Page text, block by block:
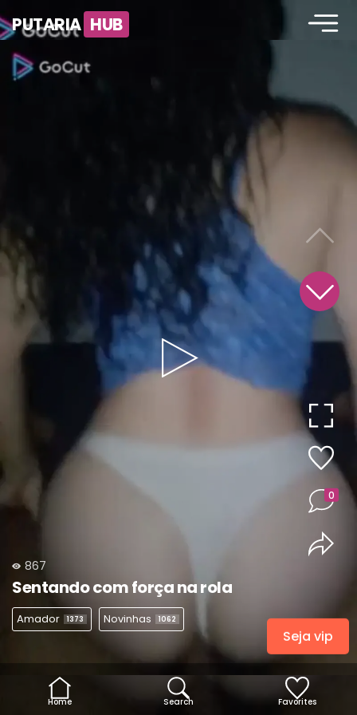
PUTARIA HUB
Play
867
Sentando com força na rola
Amador 1373 Novinhas 1062
0
Home Search Favorites
Seja vip